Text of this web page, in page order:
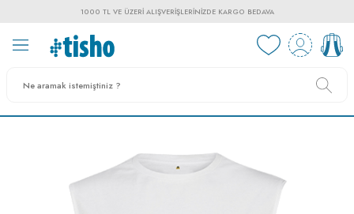
1000 TL VE ÜZERI ALIŞVERIŞLERINIZDE KARGO BEDAVA